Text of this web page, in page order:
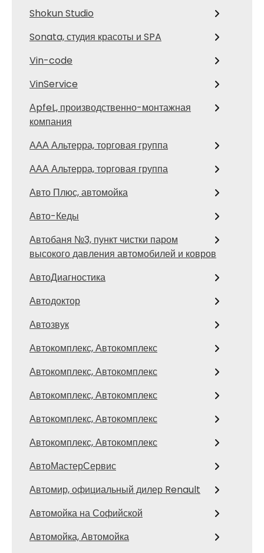
Shokun Studio
Sonata, студия красоты и SPA
Vin-code
VinService
АpfeL, производственно-монтажная
компания
ААА Альтерра, торговая группа
ААА Альтерра, торговая группа
Авто Плюс, автомойка
Авто-Кеды
Автобаня №3, пункт чистки паром
высокого давления автомобилей и ковров
АвтоДиагностика
Автодоктор
Автозвук
Автокомплекс, Автокомплекс
Автокомплекс, Автокомплекс
Автокомплекс, Автокомплекс
Автокомплекс, Автокомплекс
Автокомплекс, Автокомплекс
АвтоМастерСервис
Автомир, официальный дилер Renault
Автомойка на Софийской
Автомойка, Автомойка